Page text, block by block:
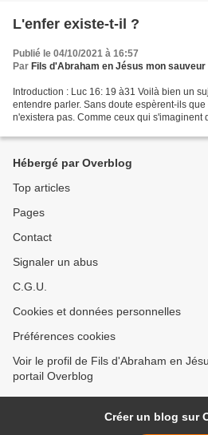
L'enfer existe-t-il ?
Publié le 04/10/2021 à 16:57
Par Fils d'Abraham en Jésus mon sauveur
Introduction : Luc 16: 19 à31 Voilà bien un
entendre parler. Sans doute espèrent-ils que
n'existera pas. Comme ceux qui s'imaginent
Hébergé par Overblog
Top articles
Pages
Contact
Signaler un abus
C.G.U.
Cookies et données personnelles
Préférences cookies
Voir le profil de Fils d'Abraham en
portail Overblog
Créer un blog sur